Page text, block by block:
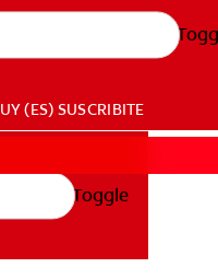
UY (ES) SUSCRIBITE
Toggle